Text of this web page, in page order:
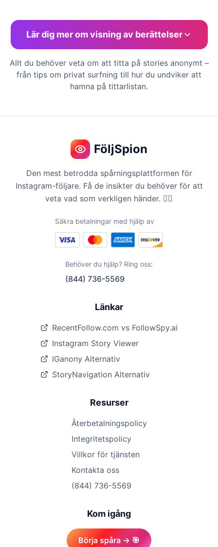
Lär dig mer om visning av berättelser
Allt du behöver veta om att titta på stories anonymt –
från tips om privat surfning till hur du undviker att
hamna på tittarlistan.
FöljSpion
Den mest betrodda spårningsplattformen för
Instagram-följare. Få de insikter du behöver för att
veta vad som verkligen händer. 🕵️‍♀️
Säkra betalningar med hjälp av
Behöver du hjälp? Ring oss:
(844) 736-5569
Länkar
RecentFollow.com vs FollowSpy.ai
Instagram Story Viewer
IGanony Alternativ
StoryNavigation Alternativ
Resurser
Återbetalningspolicy
Integritetspolicy
Villkor för tjänsten
Kontakta oss
(844) 736-5569
Kom igång
Börja spåra → 🎯